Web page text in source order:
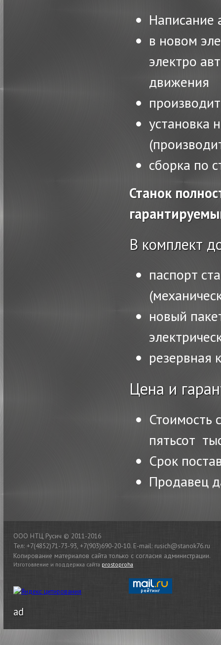
Написание
в новом
электро
движения
установка
сборка по
Станок
В комплект
паспорт
новый
резервная
Цена и
Стоимость
пятьсот
Срок
Продавец
ООО НТЦ Русич © 2011-2016
Тел: +7(4852)71-73-93, +7(903)690-20-10. E-mail: rusich@stanok76.ru
Копирование материалов сайта только с согласия администрации.
Изготовление и поддержка сайта prostoproha
ad